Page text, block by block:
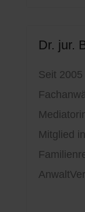
Dr. jur.
Seit
Mitglied